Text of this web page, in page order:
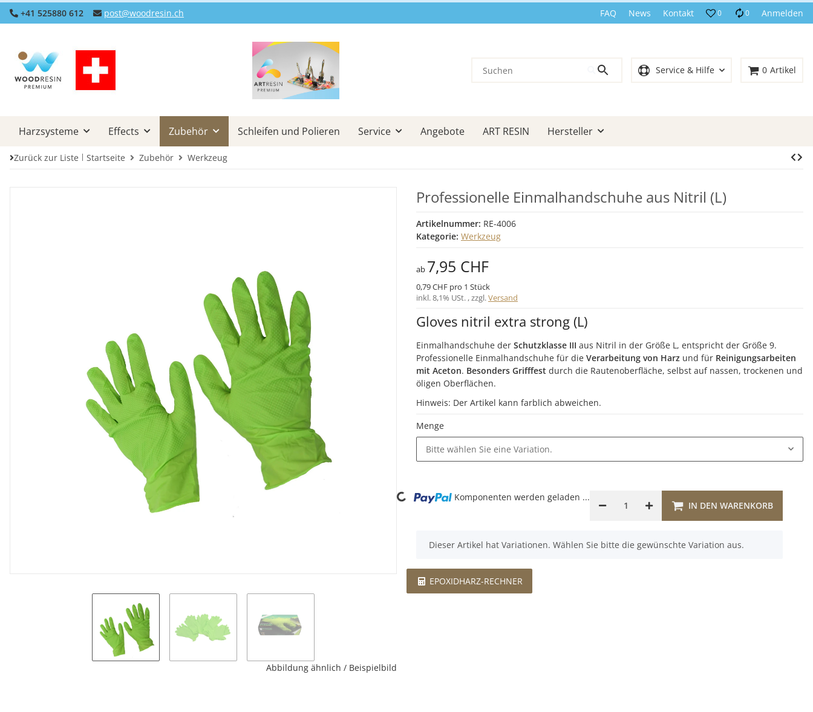
+41 525880 612 post@woodresin.ch FAQ News Kontakt 0 0 Anmelden
Service & Hilfe 0 Artikel
Harzsysteme Effects Zubehör Schleifen und Polieren Service Angebote ART RESIN Hersteller
Zurück zur Liste Startseite Zubehör Werkzeug
Abbildung ähnlich / Beispielbild
Professionelle Einmalhandschuhe aus Nitril (L)
Artikelnummer: RE-4006
Kategorie: Werkzeug
ab 7,95 CHF
0,79 CHF pro 1 Stück
inkl. 8,1% USt. , zzgl.Versand
Gloves nitril extra strong (L)
Einmalhandschuhe der Schutzklasse III aus Nitril in der Größe L, entspricht der Größe 9.
Professionelle Einmalhandschuhe für die Verarbeitung von Harz und für Reinigungsarbeiten
mit Aceton. Besonders Grifffest durch die Rautenoberfläche, selbst auf nassen, trockenen und
öligen Oberflächen.
Hinweis: Der Artikel kann farblich abweichen.
Menge
Bitte wählen Sie eine Variation.
IN DEN WARENKORB
Loading... Komponenten werden geladen ...
x
Dieser Artikel hat Variationen. Wählen Sie bitte die gewünschte Variation aus.
EPOXIDHARZ-RECHNER